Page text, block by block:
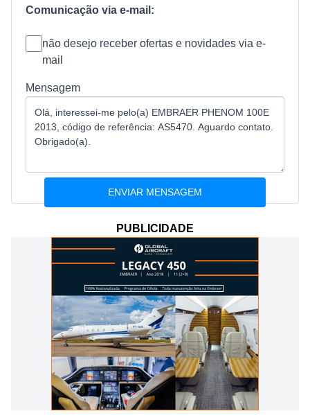
Comunicação via e-mail:
não desejo receber ofertas e novidades via e-
mail
Mensagem
PUBLICIDADE